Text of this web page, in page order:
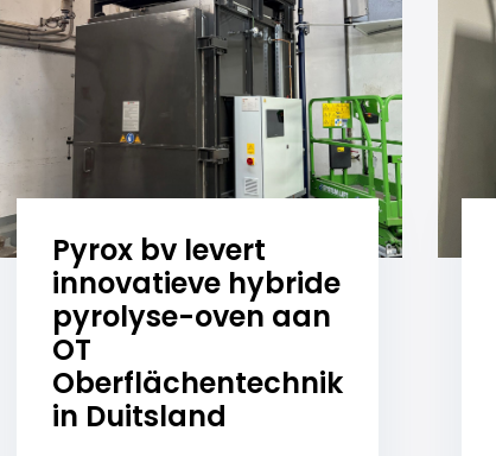
Pyrox bv levert
innovatieve hybride
pyrolyse-oven aan
OT
Oberflächentechnik
in Duitsland